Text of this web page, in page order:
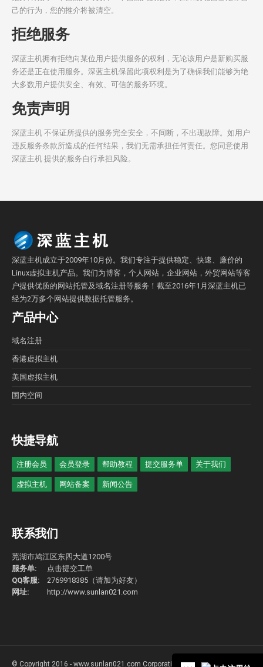
己的行为，您的推介将被清空。
拒绝服务
深蓝主机拥有拒绝向某位用户提供服务的权利，无论该用户是新购买服
务还是正在使用服务。深蓝主机保留此项权利是为了确保我们能够为绝
大多数用户提供安全、有效、可信的服务环境。
免责声明
深蓝主机 不保证所提供的服务完全安全，不间断，不出现故障。如用户
违反服务条款所造成的任何结果，我们无需承担任何责任。您同意使用
深蓝主机 提供的服务自行承担风险。
深蓝主机成立于2009年10月份。我们专注于提供稳定、快速、廉价的
Linux虚拟主机产品。我们为博客，个人网站，企业网站，外贸网站等客
户提供优质的网站托管及域名注册等服务！截至2016年1月深蓝主机已
经为2万多个网站提供数据托管服务。
产品中心
域名注册
香港虚拟主机
美国虚拟主机
国内空间
快捷导航
注册会员 会员登录 帮助教程 提交服务单 关于我们
虚拟主机 网站备案 新闻公告
联系我们
芜湖市鸠江区东四大道1200号
服务单:
点击提交工单
QQ客服:
2769918385（请加为好友）
网址:
http://www.sunlan021.com
© Copyright 2016 - www.sunlan021.com Corporation